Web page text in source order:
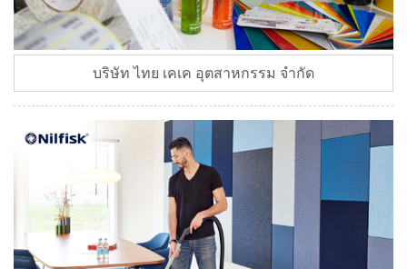
บริษัท ไทย เคเค อุตสาหกรรม จำกัด